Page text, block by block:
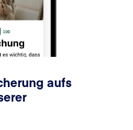
aufs